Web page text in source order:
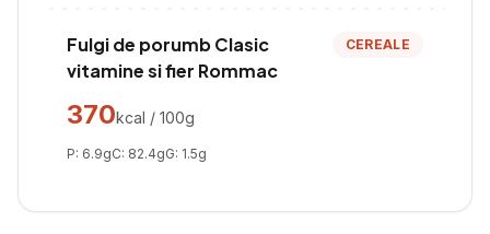
Fulgi de porumb Clasic
vitamine si fier Rommac
CEREALE
370kcal / 100g
P: 6.9gC: 82.4gG: 1.5g